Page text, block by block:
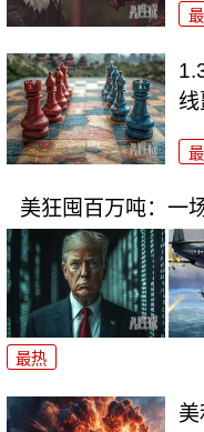
美狂囤百万吨：一
最热